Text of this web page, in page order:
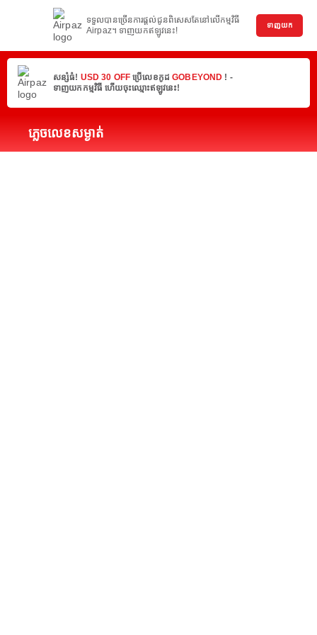
ទទួលបានច្រើនការផ្តល់ជូនពិសេសតែនៅលើកម្មវិធី
Airpaz។ ទាញយកឥឡូវនេះ!
ទាញយក
សន្សំធំ! USD 30 OFFប្រើលេខកូដGOBEYOND ! -
ទាញយកកម្មវិធី ហើយចុះឈ្មោះឥឡូវនេះ!
ភ្លេចលេខសម្ងាត់